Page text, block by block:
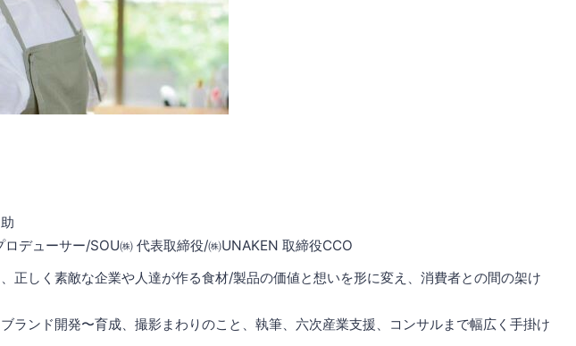
ロデューサー/SOU㈱ 代表取締役/㈱UNAKEN 取締役CCO
正しく素敵な企業や人達が作る食材/製品の価値と想いを形に変え、消費者との間の架け
ランド開発〜育成、撮影まわりのこと、執筆、六次産業支援、コンサルまで幅広く手掛け